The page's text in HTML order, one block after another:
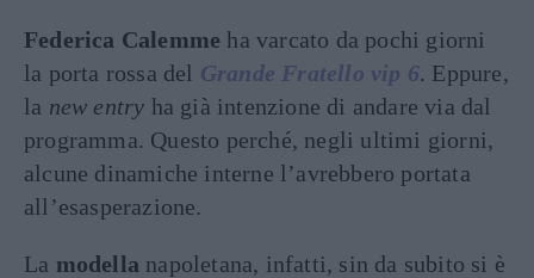
Federica Calemme ha varcato da pochi giorni
la porta rossa del Grande Fratello vip 6. Eppure,
la new entry ha già intenzione di andare via dal
programma. Questo perché, negli ultimi giorni,
alcune dinamiche interne l’avrebbero portata
all’esasperazione.
La modella napoletana, infatti, sin da subito si è